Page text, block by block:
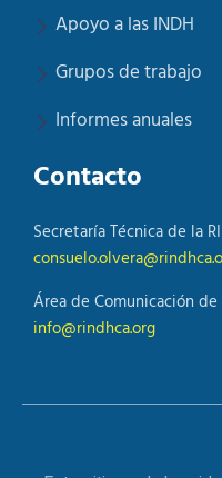
Apoyo a las INDH
Grupos de trabajo
Informes anuales
Contacto
Secretaría Técnica de la
Área de Comunicación de
info@rindhca.org